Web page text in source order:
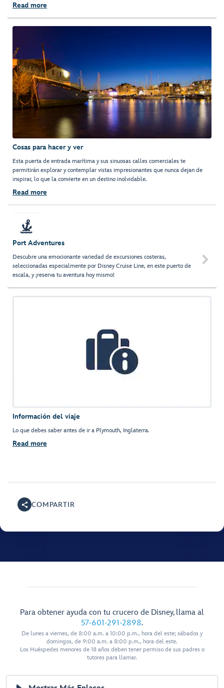
Read more
Cosas para hacer y ver
Esta puerta de entrada marítima y sus sinuosas calles comerciales te
permitirán explorar y contemplar vistas impresionantes que nunca dejan de
inspirar, lo que la convierte en un destino inolvidable.
Read more
Port Adventures
Descubre una emocionante variedad de excursiones costeras,
seleccionadas especialmente por Disney Cruise Line, en este puerto de
escala, y ¡reserva tu aventura hoy mismo!

Información del viaje
Lo que debes saber antes de ir a Plymouth, Inglaterra.
Read more
COMPARTIR
Para obtener ayuda con tu crucero de Disney, llama al
57-601-291-2898.
De lunes a viernes, de 8:00 a.m. a 10:00 p.m., hora del este; sábados y
domingos, de 9:00 a.m. a 8:00 p.m., hora del este.
Los Huéspedes menores de 18 años deben tener permiso de sus padres o
tutores para llamar.